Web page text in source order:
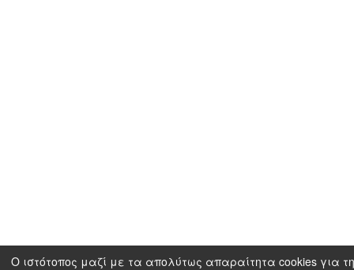
Ο ιστότοπος μαζί με τα απολύτως απαραίτητα cookies για